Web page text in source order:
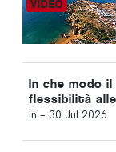
In che modo
flessibilità
in - 30 Jul 2026